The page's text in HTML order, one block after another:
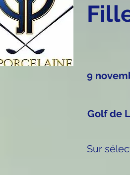
9
Golf de
Sur